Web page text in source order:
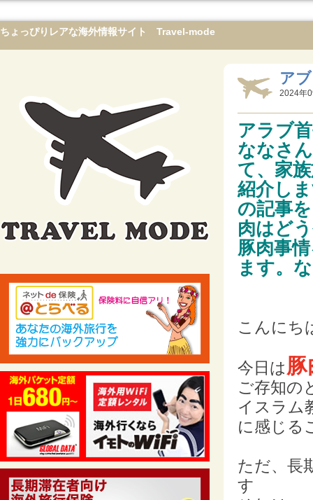
ちょっぴりレアな海外情報サイト Travel-mode
ア
2024年
アラブ
ななさ
て、家
紹介し
の記事
肉はど
豚肉事
ます。
こんにち
今日は豚
ご存知の
イスラム
に感じる
ただ、長
す